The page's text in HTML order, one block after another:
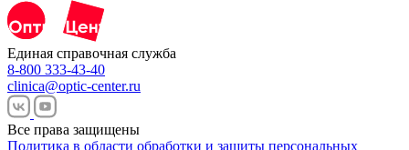
Единая справочная служба
8-800 333-43-40
clinica@optic-center.ru
Все права защищены
Политика в области обработки и защиты персональных